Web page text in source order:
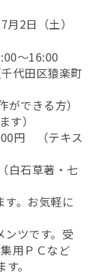
2日（土）
～16:00
代田区猿楽町
できる方）
す）
円 （テキス
白石草著・七
。お気軽に
ツです。受
用ＰＣなど
。